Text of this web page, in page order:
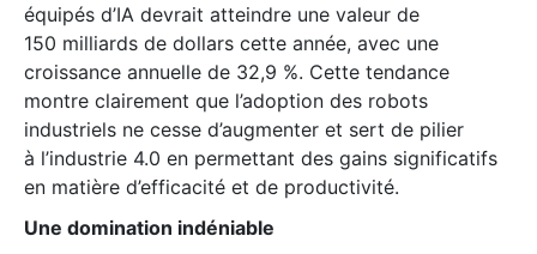
équipés d’IA devrait atteindre une valeur de
150 milliards de dollars cette année, avec une
croissance annuelle de 32,9 %. Cette tendance
montre clairement que l’adoption des robots
industriels ne cesse d’augmenter et sert de pilier
à l’industrie 4.0 en permettant des gains significatifs
en matière d’efficacité et de productivité.
Une domination indéniable